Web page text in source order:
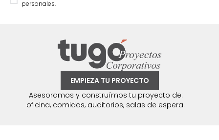
personales.
EMPIEZA TU PROYECTO
Asesoramos y construímos tu proyecto de:
oficina, comidas, auditorios, salas de espera.